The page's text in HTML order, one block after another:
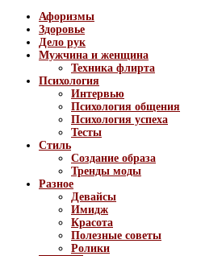
Афоризмы
Здоровье
Дело рук
Мужчина и женщина
Техника флирта
Психология
Интервью
Психология общения
Психология успеха
Тесты
Стиль
Создание образа
Тренды моды
Разное
Девайсы
Имидж
Красота
Полезные советы
Ролики